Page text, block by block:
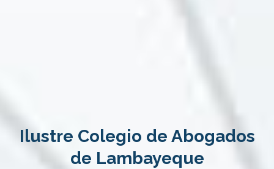
Ilustre Colegio de Abogados
de Lambayeque